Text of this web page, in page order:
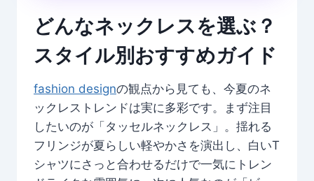
どんなネックレスを選ぶ？
スタイル別おすすめガイド
fashion designの観点から見ても、今夏のネ
ックレストレンドは実に多彩です。まず注目
したいのが「タッセルネックレス」。揺れる
フリンジが夏らしい軽やかさを演出し、白いT
シャツにさっと合わせるだけで一気にトレン